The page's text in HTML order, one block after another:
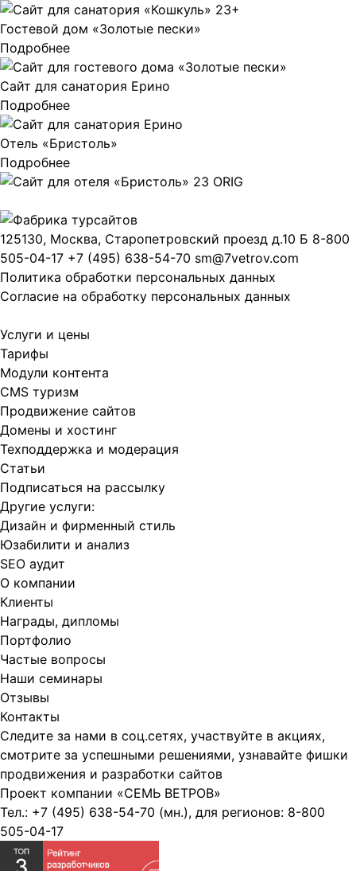
Гостевой дом «Золотые пески»
Подробнее
Сайт для санатория Ерино
Подробнее
Отель «Бристоль»
Подробнее
125130, Москва, Старопетровский проезд д.10 Б 8-800
505-04-17 +7 (495) 638-54-70 sm@7vetrov.com
Политика обработки персональных данных
Согласие на обработку персональных данных
Услуги и цены
Тарифы
Модули контента
CMS туризм
Продвижение сайтов
Домены и хостинг
Техподдержка и модерация
Статьи
Подписаться на рассылку
Другие услуги:
Дизайн и фирменный стиль
Юзабилити и анализ
SEO аудит
О компании
Клиенты
Награды, дипломы
Портфолио
Частые вопросы
Наши семинары
Отзывы
Контакты
Следите за нами в соц.сетях, участвуйте в акциях,
смотрите за успешными решениями, узнавайте фишки
продвижения и разработки сайтов
Проект компании «СЕМЬ ВЕТРОВ»
Тел.: +7 (495) 638-54-70 (мн.), для регионов: 8-800
505-04-17